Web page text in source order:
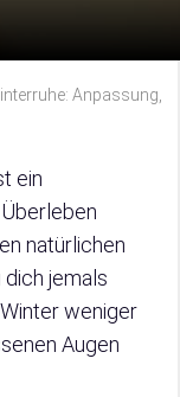
Anpassung,
ein
natürlichen
jemals
weniger
Augen